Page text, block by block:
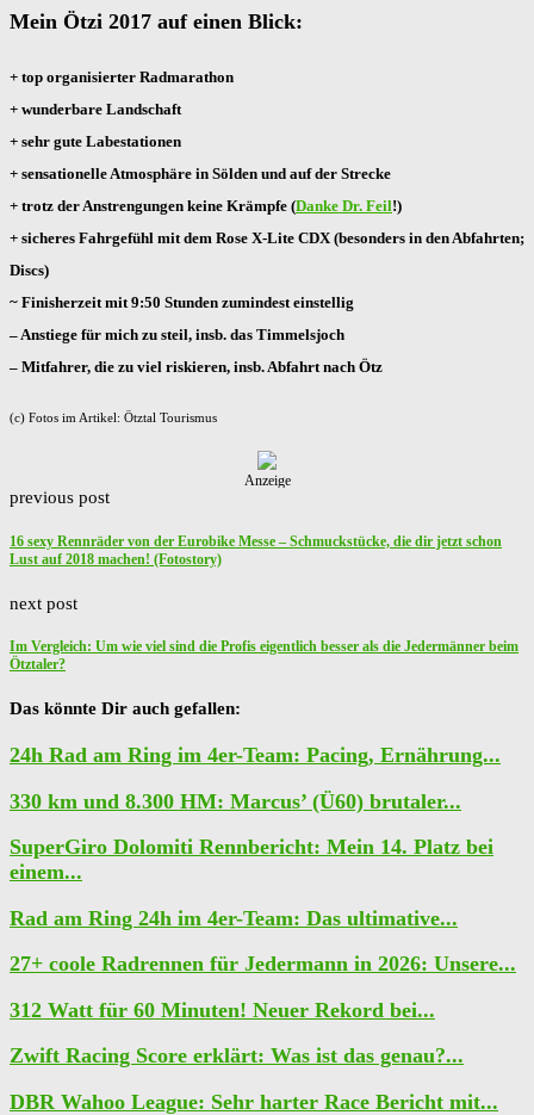
Mein Ötzi 2017 auf einen Blick:
+ top organisierter Radmarathon
+ wunderbare Landschaft
+ sehr gute Labestationen
+ sensationelle Atmosphäre in Sölden und auf der Strecke
+ trotz der Anstrengungen keine Krämpfe (Danke Dr. Feil!)
+ sicheres Fahrgefühl mit dem Rose X-Lite CDX (besonders in den Abfahrten;
Discs)
~ Finisherzeit mit 9:50 Stunden zumindest einstellig
– Anstiege für mich zu steil, insb. das Timmelsjoch
– Mitfahrer, die zu viel riskieren, insb. Abfahrt nach Ötz
(c) Fotos im Artikel: Ötztal Tourismus
Anzeige
previous post
16 sexy Rennräder von der Eurobike Messe – Schmuckstücke, die dir jetzt schon
Lust auf 2018 machen! (Fotostory)
next post
Im Vergleich: Um wie viel sind die Profis eigentlich besser als die Jedermänner beim
Ötztaler?
Das könnte Dir auch gefallen:
24h Rad am Ring im 4er-Team: Pacing, Ernährung...
330 km und 8.300 HM: Marcus’ (Ü60) brutaler...
SuperGiro Dolomiti Rennbericht: Mein 14. Platz bei
einem...
Rad am Ring 24h im 4er-Team: Das ultimative...
27+ coole Radrennen für Jedermann in 2026: Unsere...
312 Watt für 60 Minuten! Neuer Rekord bei...
Zwift Racing Score erklärt: Was ist das genau?...
DBR Wahoo League: Sehr harter Race Bericht mit...